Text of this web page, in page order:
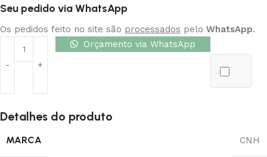
Seu pedido via WhatsApp
Os pedidos feito no site são processados pelo WhatsApp.
Orçamento via WhatsApp
Detalhes do produto
MARCA CNH